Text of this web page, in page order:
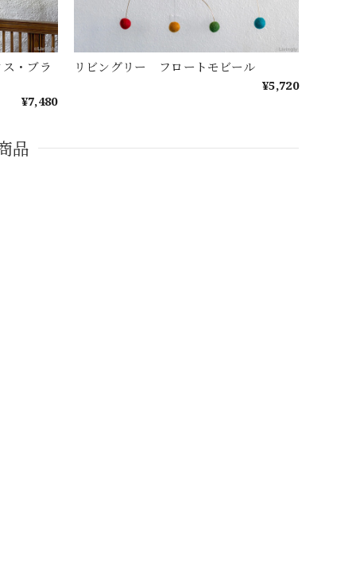
・ブラ
¥7,480
リビングリー フロートモビール
¥5,720
品